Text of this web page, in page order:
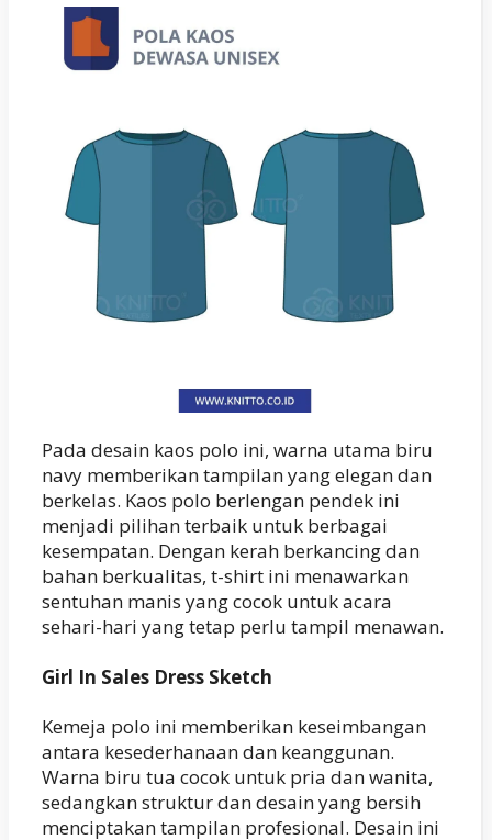
Pada desain kaos polo ini, warna utama biru
navy memberikan tampilan yang elegan dan
berkelas. Kaos polo berlengan pendek ini
menjadi pilihan terbaik untuk berbagai
kesempatan. Dengan kerah berkancing dan
bahan berkualitas, t-shirt ini menawarkan
sentuhan manis yang cocok untuk acara
sehari-hari yang tetap perlu tampil menawan.
Girl In Sales Dress Sketch
Kemeja polo ini memberikan keseimbangan
antara kesederhanaan dan keanggunan.
Warna biru tua cocok untuk pria dan wanita,
sedangkan struktur dan desain yang bersih
menciptakan tampilan profesional. Desain ini